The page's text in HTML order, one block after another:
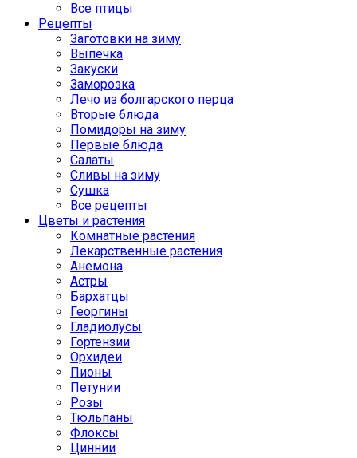
Все птицы
Рецепты
Заготовки на зиму
Выпечка
Закуски
Заморозка
Лечо из болгарского перца
Вторые блюда
Помидоры на зиму
Первые блюда
Салаты
Сливы на зиму
Сушка
Все рецепты
Цветы и растения
Комнатные растения
Лекарственные растения
Анемона
Астры
Бархатцы
Георгины
Гладиолусы
Гортензии
Орхидеи
Пионы
Петунии
Розы
Тюльпаны
Флоксы
Циннии